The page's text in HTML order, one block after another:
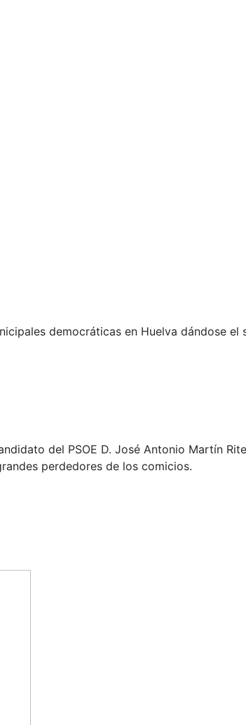
democráticas en Huelva dándose el
del PSOE D. José Antonio Martín
perdedores de los comicios.